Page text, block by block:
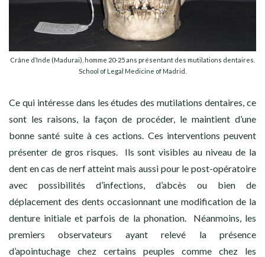
Crâne d’Inde (Madurai), homme 20-25 ans présentant des mutilations dentaires.
School of Legal Medicine of Madrid.
Ce qui intéresse dans les études des mutilations dentaires, ce
sont les raisons, la façon de procéder, le maintient d’une
bonne santé suite à ces actions. Ces interventions peuvent
présenter de gros risques. Ils sont visibles au niveau de la
dent en cas de nerf atteint mais aussi pour le post-opératoire
avec possibilités d’infections, d’abcès ou bien de
déplacement des dents occasionnant une modification de la
denture initiale et parfois de la phonation. Néanmoins, les
premiers observateurs ayant relevé la présence
d’apointuchage chez certains peuples comme chez les